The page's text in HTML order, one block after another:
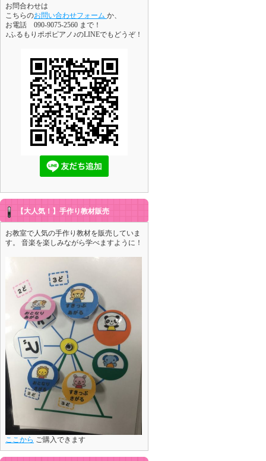
お問合わせは
こちらのお問い合わせフォーム か、
お電話 090-9075-2560 まで！
♪ふるもりポポピアノ♪のLINEでもどうぞ！
【大人気！】手作り教材販売
お教室で人気の手作り教材を販売していま
す。 音楽を楽しみながら学べますように！
ここから ご購入できます